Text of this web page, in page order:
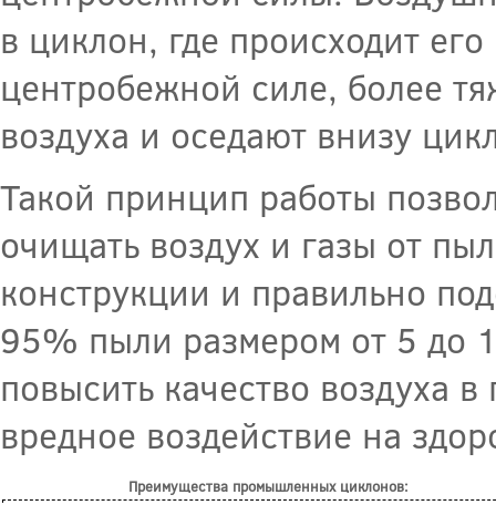
в циклон, где происходит
центробежной силе, более
воздуха и оседают внизу
Такой принцип работы
очищать воздух и газы от
конструкции и правильно
95% пыли размером от 5 до
повысить качество воздуха
вредное воздействие на
Преимущества промышленных циклонов: